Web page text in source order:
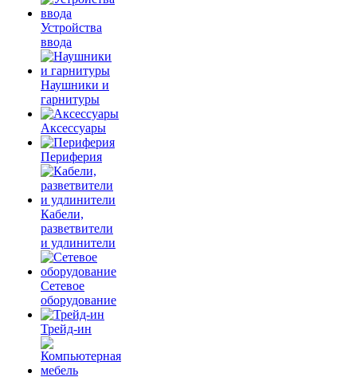
Устройства
ввода
Наушники и
гарнитуры
Аксессуары
Периферия
Кабели,
разветвители
и удлинители
Сетевое
оборудование
Трейд-ин